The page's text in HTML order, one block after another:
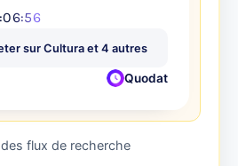
:06:54
sur Cultura et 4 autres
Quodat
flux de recherche